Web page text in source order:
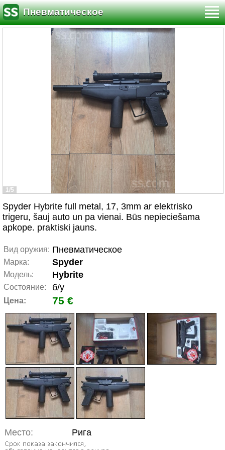
Пневматическое
1/5
Spyder Hybrite full metal, 17, 3mm ar elektrisko
trigeru, šauj auto un pa vienai. Būs nepieciešama
apkope. praktiski jauns.
Вид оружия: Пневматическое
Марка: Spyder
Модель: Hybrite
Состояние: б/у
Цена: 75 €
Место: Рига